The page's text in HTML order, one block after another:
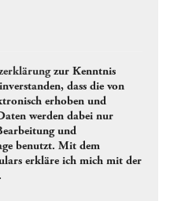
zur Kenntnis
dass die von
erhoben und
und
Mit dem
erkläre ich mich mit der